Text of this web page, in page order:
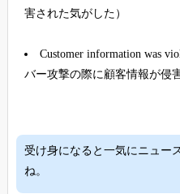
害された気がした）
Customer information was
バー攻撃の際に顧客情報が侵
受け身になると一気にニュー
ね。